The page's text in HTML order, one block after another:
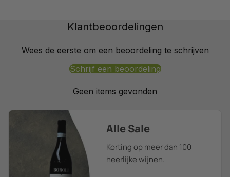
Klantbeoordelingen
Wees de eerste om een beoordeling te schrijven
Schrijf een beoordeling
Geen items gevonden
Alle Sale
Korting op meer dan 100
heerlijke wijnen.